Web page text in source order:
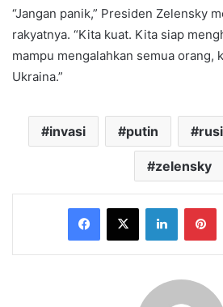
“Jangan panik,” Presiden Zelensky
rakyatnya. “Kita kuat. Kita siap
mampu mengalahkan semua orang,
Ukraina.”
invasi putin
zelensky
Facebook
X LinkedIn